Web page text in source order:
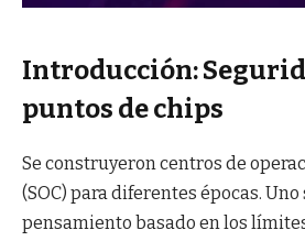
Introducción:
puntos de chips
Se construyeron centros de
(SOC) para diferentes épocas.
pensamiento basado en los